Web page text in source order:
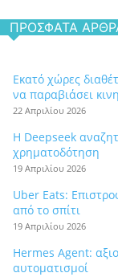
ΠΡΌΣΦΑΤΑ
Εκατό χώρες
να παραβιάσει
22 Απριλίου 2026
Η Deepseek
χρηματοδότηση
19 Απριλίου 2026
Uber Eats:
από το σπίτι
19 Απριλίου 2026
Hermes Agent:
αυτοματισμοί